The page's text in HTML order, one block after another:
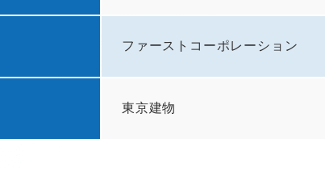
ファーストコーポレーション
東京建物